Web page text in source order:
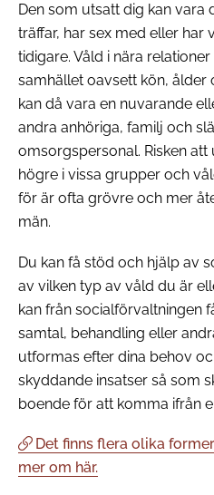
Den som utsatt dig kan vara
träffar, har sex med eller har
tidigare. Våld i nära
samhället oavsett kön, ålder
kan då vara en nuvarande
andra anhöriga, familj och
omsorgspersonal. Risken
högre i vissa grupper och
för är ofta grövre och mer
män.
Du kan få stöd och hjälp av
av vilken typ av våld du är
kan från socialförvaltningen
samtal, behandling eller
utformas efter dina behov
skyddande insatser så som
boende för att komma ifrån
Det finns flera olika
mer om här.